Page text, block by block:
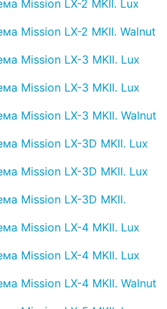
Mission LX-2 MKII. Lux
Mission LX-2 MKII. Walnut
Mission LX-3 MKII. Lux
Mission LX-3 MKII. Lux
Mission LX-3 MKII. Walnut
Mission LX-3D MKII. Lux
Mission LX-3D MKII. Lux
Mission LX-3D MKII.
Mission LX-4 MKII. Lux
Mission LX-4 MKII. Lux
Mission LX-4 MKII. Walnut